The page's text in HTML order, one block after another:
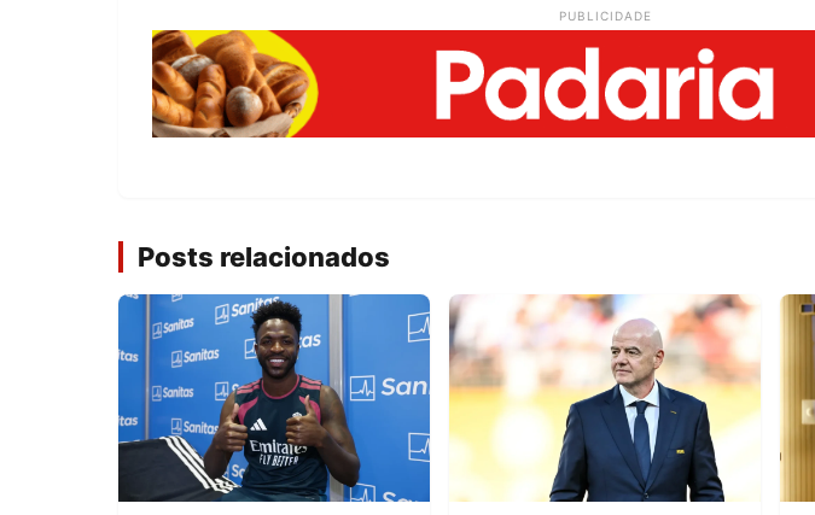
PUBLICIDADE
Posts relacionados